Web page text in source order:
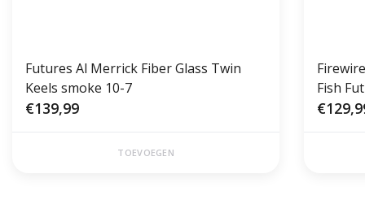
Futures Al Merrick Fiber Glass Twin
Keels smoke 10-7
€139,99
TOEVOEGEN
Fish